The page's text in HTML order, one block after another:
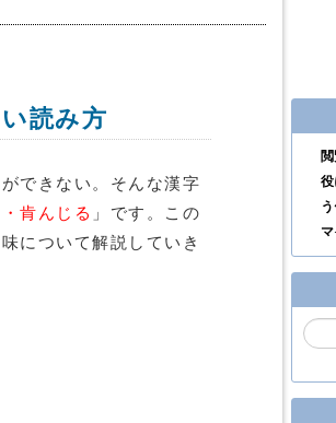
読み方
できない。そんな漢字
肯んじる 」です。この
について解説していき